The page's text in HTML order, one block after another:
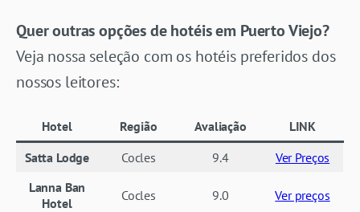
Quer outras opções de hotéis em Puerto Viejo?
Veja nossa seleção com os hotéis preferidos dos
nossos leitores:
Hotel Região Avaliação
LINK
Satta Lodge
Cocles 9.4
Ver Preços
Lanna Ban
Hotel
Cocles 9.0 Ver preços